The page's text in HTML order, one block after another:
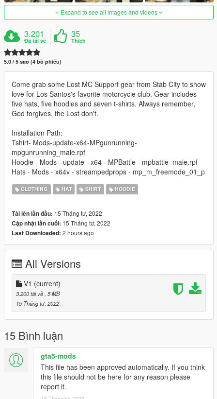
Expand to see all images and videos
3.201
Đã tải về
35
Thích
5.0 / 5 sao (4 bỏ phiếu)
Come grab some Lost MC Support gear from Stab City to show
love for Los Santos's favorite motorcycle club. Gear includes
five hats, five hoodies and seven t-shirts. Always remember,
God forgives, the Lost don't.
Installation Path:
Tshirt- Mods-update-x64-MPgunrunning-
mpgunrunning_male.rpf
Hoodie - Mods - update - x64 - MPBattle - mpbattle_male.rpf
Hats - Mods - x64v - streampedprops - mp_m_freemode_01_p
CLOTHING HAT SHIRT HOODIE
Tải lên lần đầu: 15 Tháng tư, 2022
Cập nhật lần cuối: 15 Tháng tư, 2022
Last Downloaded: 2 hours ago
All Versions
V1 (current)
3.200 tải về , 5 MB
15 Tháng tư, 2022
15 Bình luận
gta5-mods
This file has been approved automatically. If you think
this file should not be here for any reason please
report it.